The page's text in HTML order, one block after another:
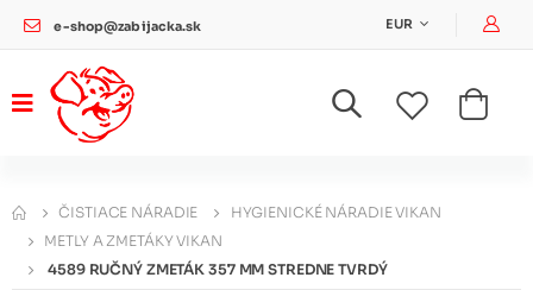
e-shop@zabijacka.sk EUR
ČISTIACE NÁRADIE
HYGIENICKÉ NÁRADIE VIKAN
METLY A ZMETÁKY VIKAN
4589 RUČNÝ ZMETÁK 357 MM STREDNE TVRDÝ